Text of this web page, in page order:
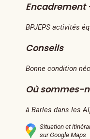
Encadrement
BPJEPS activités
Conseils
Bonne condition
Où sommes-
à Barles dans les
Situation et
sur Google Maps